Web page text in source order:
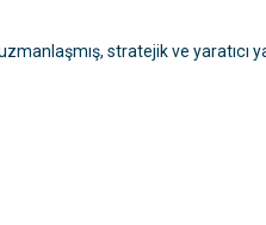
stratejik ve yaratıcı